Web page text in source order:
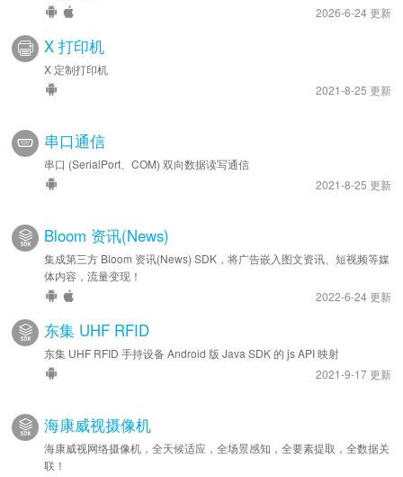
2026-6-24 更新
X 打印机
X 定制打印机
2021-8-25 更新
串口通信
串口 (SerialPort、COM) 双向数据读写通信
2021-8-25 更新
Bloom 资讯(News)
集成第三方 Bloom 资讯(News) SDK，将广告嵌入图文资讯、短视频等媒
体内容，流量变现！
2022-6-24 更新
东集 UHF RFID
东集 UHF RFID 手持设备 Android 版 Java SDK 的 js API 映射
2021-9-17 更新
海康威视摄像机
海康威视网络摄像机，全天候适应，全场景感知，全要素提取，全数据关
联！